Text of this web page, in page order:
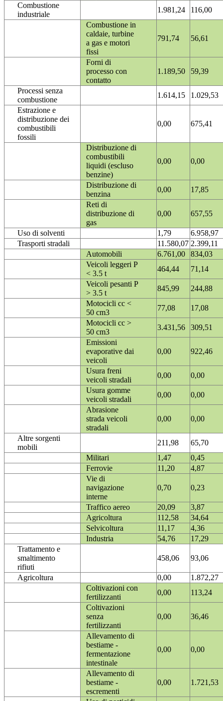
Combustione
industriale
1.981,24
116,00
Combustione in
caldaie, turbine
a gas e motori
fissi
791,74 56,61
Forni di
processo con
contatto
1.189,50 59,39
Processi senza
combustione
1.614,15
1.029,53
Estrazione e
distribuzione dei
combustibili
fossili
0,00 675,41
Distribuzione di
combustibili
liquidi (escluso
benzine)
0,00 0,00
Distribuzione di
benzina
0,00
17,85
Reti di
distribuzione di
gas
0,00 657,55
Uso di solventi 1,79
6.958,97
Trasporti stradali
11.580,07 2.399,11
Automobili
6.761,00
834,03
Veicoli leggeri P
< 3.5 t
464,44
71,14
Veicoli pesanti P
> 3.5 t
845,99
244,88
Motocicli cc <
50 cm3
77,08
17,08
Motocicli cc >
50 cm3
3.431,56
309,51
Emissioni
evaporative dai
veicoli
0,00 922,46
Usura freni
veicoli stradali
0,00
0,00
Usura gomme
veicoli stradali
0,00
0,00
Abrasione
strada veicoli
stradali
0,00 0,00
Altre sorgenti
mobili
211,98
65,70
Militari
1,47
0,45
Ferrovie
11,20
4,87
Vie di
navigazione
interne
0,70 0,23
Traffico aereo 20,09
3,87
Agricoltura
112,58
34,64
Selvicoltura
11,17
4,36
Industria
54,76
17,29
Trattamento e
smaltimento
rifiuti
458,06 93,06
Agricoltura 0,00
1.872,27
Coltivazioni con
fertilizzanti
0,00
113,24
Coltivazioni
senza
fertilizzanti
0,00 36,46
Allevamento di
bestiame -
fermentazione
intestinale
0,00 0,00
Allevamento di
bestiame -
escrementi
0,00 1.721,53